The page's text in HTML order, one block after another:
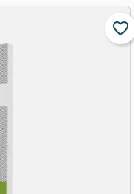
favorite_border